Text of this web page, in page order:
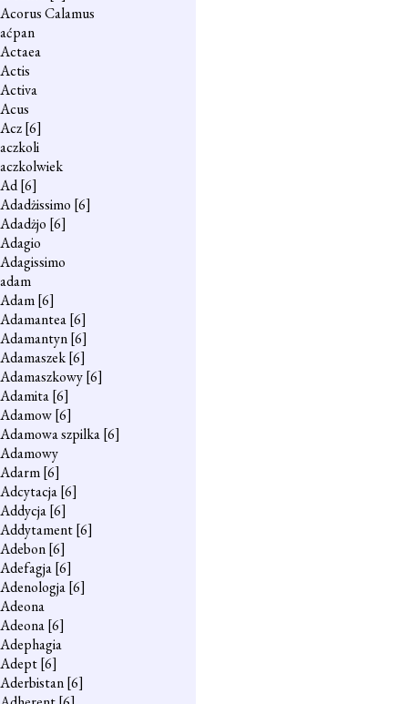
Acorus Calamus
aćpan
Actaea
Actis
Activa
Acus
Acz[6]
aczkoli
aczkolwiek
Ad[6]
Adadżissimo [6]
Adadżjo [6]
Adagio
Adagissimo
adam
Adam[6]
Adamantea[6]
Adamantyn[6]
Adamaszek[6]
Adamaszkowy[6]
Adamita[6]
Adamow[6]
Adamowa szpilka[6]
Adamowy
Adarm[6]
Adcytacja[6]
Addycja[6]
Addytament[6]
Adebon[6]
Adefagja[6]
Adenologja[6]
Adeona
Adeona[6]
Adephagia
Adept[6]
Aderbistan[6]